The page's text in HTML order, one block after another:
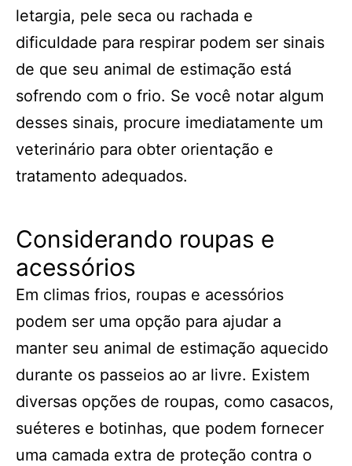
letargia, pele seca ou rachada e
dificuldade para respirar podem ser sinais
de que seu animal de estimação está
sofrendo com o frio. Se você notar algum
desses sinais, procure imediatamente um
veterinário para obter orientação e
tratamento adequados.
Considerando roupas e
acessórios
Em climas frios, roupas e acessórios
podem ser uma opção para ajudar a
manter seu animal de estimação aquecido
durante os passeios ao ar livre. Existem
diversas opções de roupas, como casacos,
suéteres e botinhas, que podem fornecer
uma camada extra de proteção contra o